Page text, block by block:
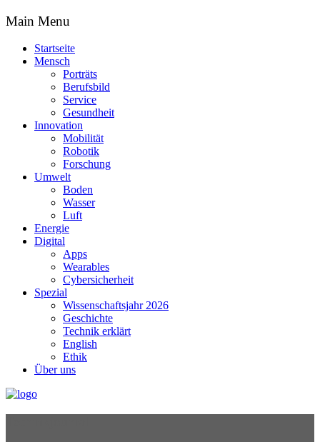
Main Menu
Startseite
Mensch
Porträts
Berufsbild
Service
Gesundheit
Innovation
Mobilität
Robotik
Forschung
Umwelt
Boden
Wasser
Luft
Energie
Digital
Apps
Wearables
Cybersicherheit
Spezial
Wissenschaftsjahr 2026
Geschichte
Technik erklärt
English
Ethik
Über uns